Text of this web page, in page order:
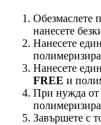
Обезмаслете
нанесете
Нанесете
Нанесете
FREE и
При нужда от
Завършете с